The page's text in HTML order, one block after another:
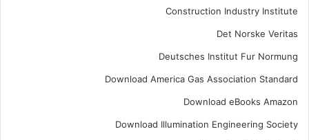
Construction Industry Institute
Det Norske Veritas
Deutsches Institut Fur Normung
Download America Gas Association Standard
Download eBooks Amazon
Download Illumination Engineering Society